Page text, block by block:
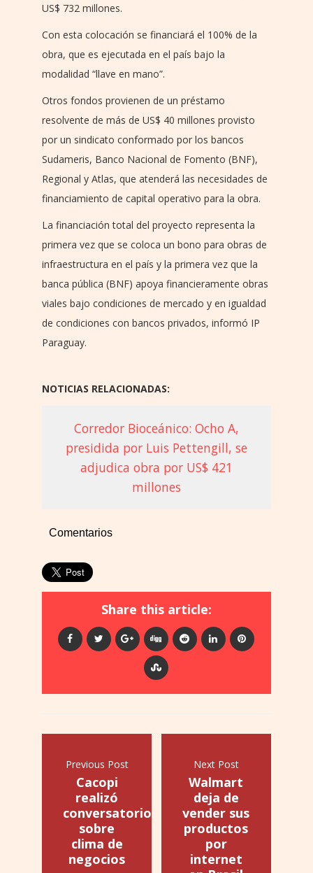
US$ 732 millones.
Con esta colocación se financiará el 100% de la
obra, que es ejecutada en el país bajo la
modalidad “llave en mano”.
Otros fondos provienen de un préstamo
resolvente de más de US$ 40 millones provisto
por un sindicato conformado por los bancos
Sudameris, Banco Nacional de Fomento (BNF),
Regional y Atlas, que atenderá las necesidades de
financiamiento de capital operativo para la obra.
La financiación total del proyecto representa la
primera vez que se coloca un bono para obras de
infraestructura en el país y la primera vez que la
banca pública (BNF) apoya financieramente obras
viales bajo condiciones de mercado y en igualdad
de condiciones con bancos privados, informó IP
Paraguay.
NOTICIAS RELACIONADAS:
Corredor Bioceánico: Ocho A,
presidida por Luis Pettengill, se
adjudica obra por US$ 421
millones
Comentarios
Share this article:
Previous Post
Cacopi
realizó
conversatorio
sobre
clima de
negocios
Next Post
Walmart
deja de
vender sus
productos
por
internet